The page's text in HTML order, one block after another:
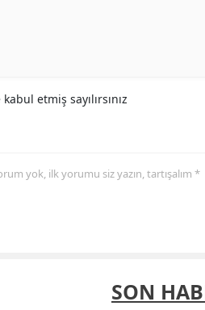
etmiş sayılırsınız
yok, ilk yorumu siz yazın, tartışalım *
SON